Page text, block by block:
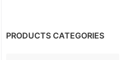
PRODUCTS CATEGORIES